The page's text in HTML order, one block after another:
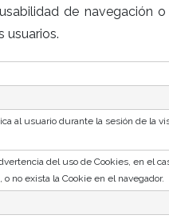
de navegación
usuarios.
al usuario durante la sesión de la
del uso de Cookies, en el
no exista la Cookie en el navegador.